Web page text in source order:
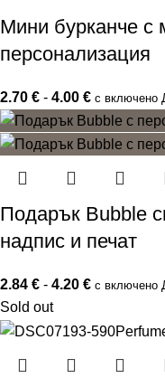
Мини бурканче с
персонализация
2.70 € - 4.00 € с включено
Подарък Bubble
надпис и печат
2.84 € - 4.20 € с включено
Sold out